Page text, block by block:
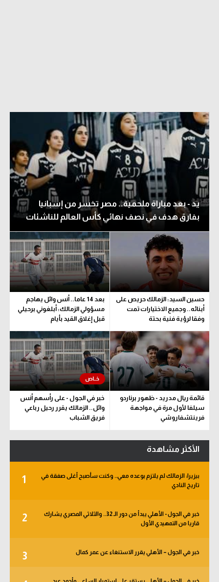
يد - بعد مباراة ملحمية.. مصر تخسر من إسبانيا
بفارق هدف في نصف نهائي كأس العالم للناشئات
حسين السيد: الزمالك حريص على
أبنائه.. وجميع الاختيارات تمت
وفقا لرؤية فنية بحتة
بعد 14 عاما.. أنس وائل يهاجم
مسؤولي الزمالك: أبلغوني برحيلي
قبل إغلاق القيد بأيام
قائمة ريال مدريد - ظهور برناردو
سيلفا لأول مرة في مواجهة
فرينتشفاروشي
خبر في الجول - على رأسهم أنس
وائل.. الزمالك يقرر رحيل رباعي
فريق الشباب
الأكثر مشاهدة
1
بيزيرا: الزمالك لم يلتزم بوعده معي.. وكنت سأصبح أغلى صفقة في
تاريخ النادي
2
خبر في الجول - الأهلي يبدأ من دور الـ 32.. والثلاثي المصري يشارك
قاريا من التمهيدي الأول
3 خبر في الجول – الأهلي يقرر الاستنغاء عن عمر كمال